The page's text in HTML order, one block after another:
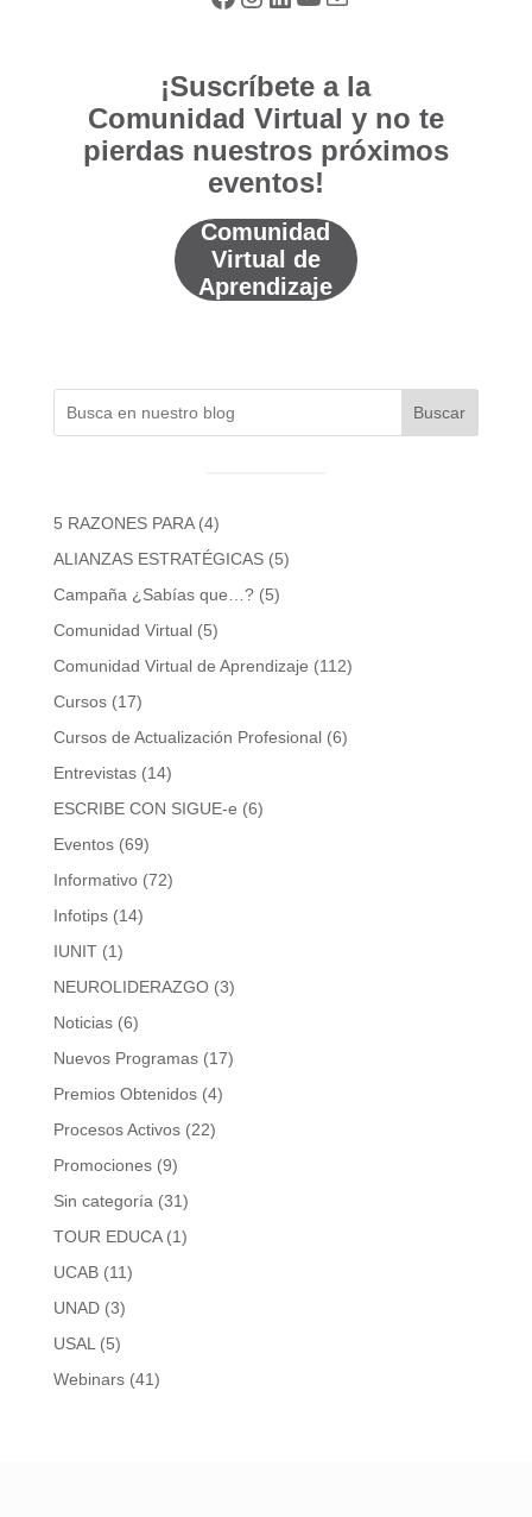
¡Suscríbete a la
Comunidad Virtual y no te
pierdas nuestros próximos
eventos!
Comunidad
Virtual de
Aprendizaje
Buscar
5 RAZONES PARA(4)
ALIANZAS ESTRATÉGICAS(5)
Campaña ¿Sabías que…?(5)
Comunidad Virtual(5)
Comunidad Virtual de Aprendizaje (112)
Cursos(17)
Cursos de Actualización Profesional(6)
Entrevistas(14)
ESCRIBE CON SIGUE-e (6)
Eventos(69)
Informativo(72)
Infotips(14)
IUNIT(1)
NEUROLIDERAZGO(3)
Noticias(6)
Nuevos Programas(17)
Premios Obtenidos(4)
Procesos Activos(22)
Promociones(9)
Sin categoría (31)
TOUR EDUCA(1)
UCAB(11)
UNAD(3)
USAL (5)
Webinars(41)